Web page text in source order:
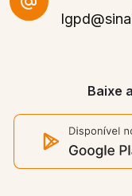
Baixe